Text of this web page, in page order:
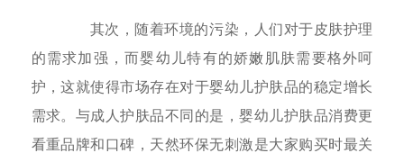
其次，随着环境的污染，人们对于皮肤护理
的需求加强，而婴幼儿特有的娇嫩肌肤需要格外呵
护，这就使得市场存在对于婴幼儿护肤品的稳定增长
需求。与成人护肤品不同的是，婴幼儿护肤品消费更
看重品牌和口碑，天然环保无刺激是大家购买时最关